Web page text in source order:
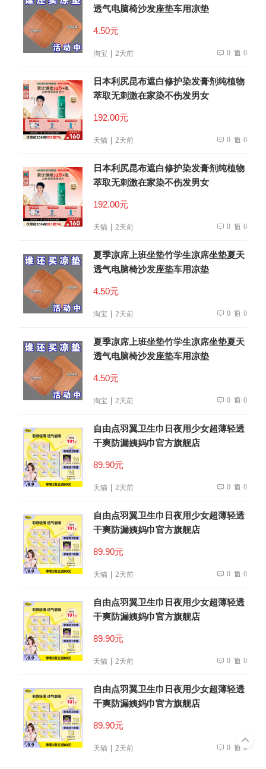
透气电脑椅沙发座垫车用凉垫
4.50元
淘宝 2天前 0 0
日本利尻昆布遮白修护染发膏剂纯植物
萃取无刺激在家染不伤发男女
192.00元
天猫 2天前 0 0
日本利尻昆布遮白修护染发膏剂纯植物
萃取无刺激在家染不伤发男女
192.00元
天猫 2天前 0 0
夏季凉席上班坐垫竹学生凉席坐垫夏天
透气电脑椅沙发座垫车用凉垫
4.50元
淘宝 2天前 0 0
夏季凉席上班坐垫竹学生凉席坐垫夏天
透气电脑椅沙发座垫车用凉垫
4.50元
淘宝 2天前 0 0
自由点羽翼卫生巾日夜用少女超薄轻透
干爽防漏姨妈巾官方旗舰店
89.90元
天猫 2天前 0 0
自由点羽翼卫生巾日夜用少女超薄轻透
干爽防漏姨妈巾官方旗舰店
89.90元
天猫 2天前 0 0
自由点羽翼卫生巾日夜用少女超薄轻透
干爽防漏姨妈巾官方旗舰店
89.90元
天猫 2天前 0 0
自由点羽翼卫生巾日夜用少女超薄轻透
干爽防漏姨妈巾官方旗舰店
89.90元
天猫 2天前 0 0